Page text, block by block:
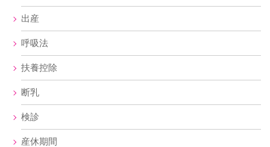
出産
呼吸法
扶養控除
断乳
検診
産休期間